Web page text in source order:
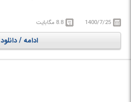
احتمال بازیابی آن ها را به صفر می رساند.
1400/7/25 8.8 مگابایت
ادامه / دانلود